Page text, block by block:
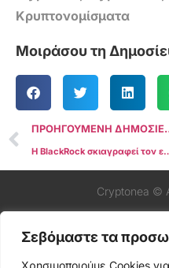
Σεβόμαστε τα
Χρησιμοποιούμε Cookies
Κρυπτονομίσματα
Μοιράσου τη
Η BlackRock σκιαγραφεί τον επενδυτικό χάρτη του
Cryptonea ©